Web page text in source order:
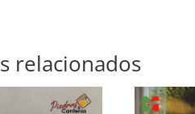
relacionados